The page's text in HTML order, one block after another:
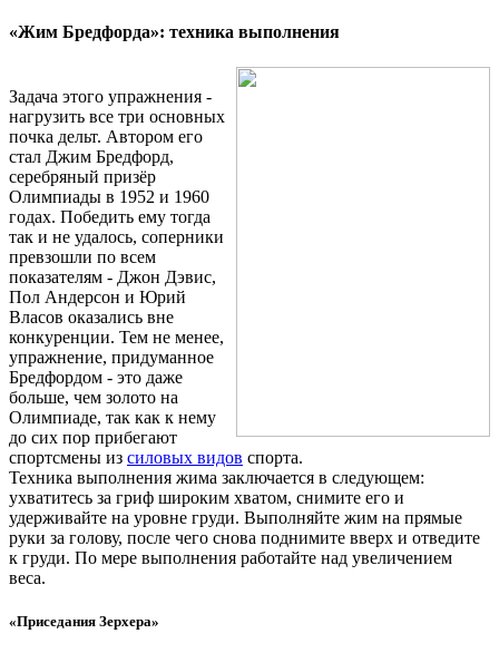
«Жим Бредфорда»: техника выполнения
Задача этого упражнения -
нагрузить все три основных
почка дельт. Автором его
стал Джим Бредфорд,
серебряный призёр
Олимпиады в 1952 и 1960
годах. Победить ему тогда
так и не удалось, соперники
превзошли по всем
показателям - Джон Дэвис,
Пол Андерсон и Юрий
Власов оказались вне
конкуренции. Тем не менее,
упражнение, придуманное
Бредфордом - это даже
больше, чем золото на
Олимпиаде, так как к нему
до сих пор прибегают
спортсмены из силовых видов спорта.
Техника выполнения жима заключается в следующем:
ухватитесь за гриф широким хватом, снимите его и
удерживайте на уровне груди. Выполняйте жим на прямые
руки за голову, после чего снова поднимите вверх и отведите
к груди. По мере выполнения работайте над увеличением
веса.
«Приседания Зерхера»